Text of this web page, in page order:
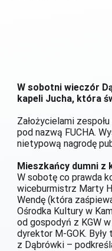
W sobotni wieczór
kapeli Jucha, która
Założycielami
pod nazwą FUCHA.
nietypową nagrodę
Mieszkańcy dumni z
W sobotę co prawda
wiceburmistrz Marty
Wendę (która
Ośrodka Kultury w
od gospodyń z KGW
dyrektor M-GOK.
z Dąbrówki –